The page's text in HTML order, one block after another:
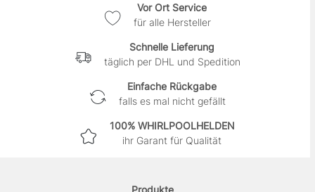
Vor Ort Service
für alle Hersteller
Schnelle Lieferung
täglich per DHL und Spedition
Einfache Rückgabe
falls es mal nicht gefällt
100% WHIRLPOOLHELDEN
ihr Garant für Qualität
Produkte